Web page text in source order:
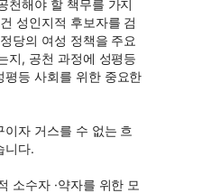
천해야 할 책무를 가지
성인지적 후보자를 검
당의 여성 정책을 주요
지, 공천 과정에 성평등
평등 사회를 위한 중요한
이자 거스를 수 없는 흐
니다.
소수자 ·약자를 위한 모